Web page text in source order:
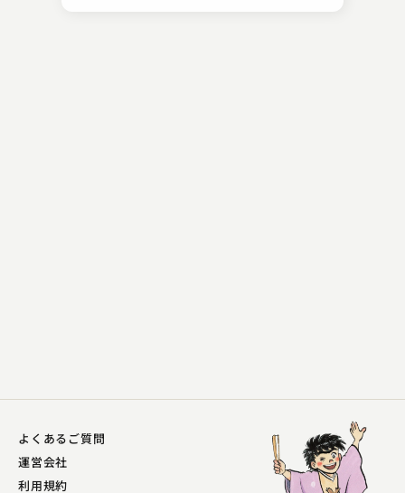
よくあるご質問
運営会社
利用規約